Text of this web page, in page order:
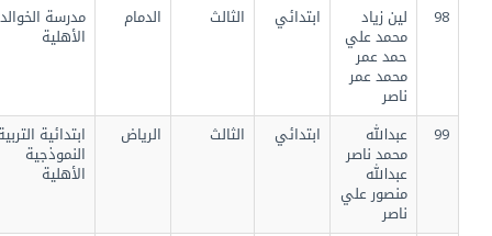
لين زياد
محمد علي
حمد عمر
محمد عمر
ابتدائي الثالث الدمام مدرسة الخوالد
الأهلية
عبدالله
محمد ناصر
عبدالله
منصور علي
ابتدائي الثالث الرياض ابتدائية التربية
النموذجية
الأهلية